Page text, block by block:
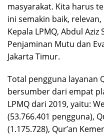
masyarakat. Kita harus
ini semakin baik,
Kepala LPMQ, Abdul
Penjaminan Mutu dan
Jakarta Timur.
Total pengguna layanan
bersumber dari empat
LPMQ dari 2019, yaitu:
(53.766.401 pengguna),
(1.175.728), Qur’an